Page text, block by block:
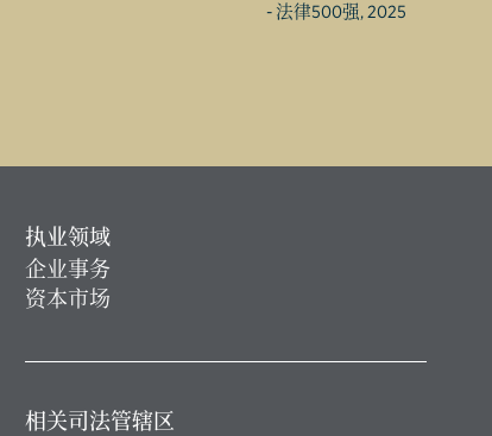
- 法律500强, 2025
执业领域
企业事务
资本市场
相关司法管辖区